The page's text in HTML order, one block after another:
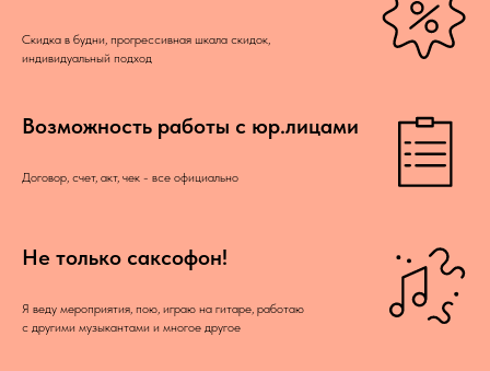
Скидка в будни, прогрессивная шкала скидок,
индивидуальный подход
Возможность работы с юр.лицами
Договор, счет, акт, чек - все официально
Не только саксофон!
Я веду мероприятия, пою, играю на гитаре, работаю
с другими музыкантами и многое другое